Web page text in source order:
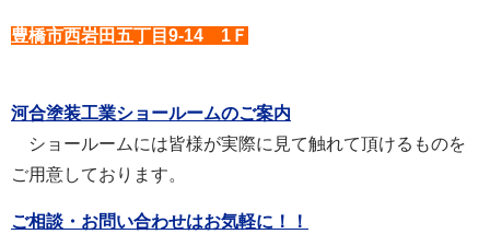
豊橋市西岩田五丁目9-14 1Ｆ
河合塗装工業ショールームのご案内
ショールームには皆様が実際に見て触れて頂けるものを
ご用意しております。
ご相談・お問い合わせはお気軽に！！